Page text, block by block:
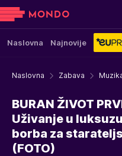
Naslovna Najnovije
Naslovna Zabava
BURAN ŽIVOT
Uživanje u
borba za
(FOTO)